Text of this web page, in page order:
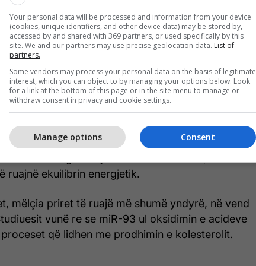
dhe Ulsan University Hospital, ka identifikuar
rëndësishëm në përparimin e MASLD. Sipas
u gjet në nivele të larta në indin e mëlçisë te
dhe te minjtë e ushqyer me dietë të pasur me
transmeton Telegrafi.
molekula të vogla që ndikojnë në aktivitetin e
miR-93 duket se pengon veprimin e SIRT1, një
për përdorimin e energjisë dhe metabolizmin e
e publikuara nëMetabolism
tregojnë se miR-93
dobëson rrugën sinjalizuese LKB1 AMPK, e cila
ruajnë ekuilibrin energjetik.
mëlçia priret të ruajë më shumë yndyrë, në vend
vunë re se miR-93 ul oksidimin e acideve
që lidhen me prodhimin e kolesterolit.
Your personal data will be processed and information from your device
(cookies, unique identifiers, and other device data) may be stored by,
accessed by and shared with 369 partners, or used specifically by this
site. We and our partners may use precise geolocation data. List of
partners.
Some vendors may process your personal data on the basis of legitimate
interest, which you can object to by managing your options below. Look
for a link at the bottom of this page or in the site menu to manage or
withdraw consent in privacy and cookie settings.
Consent
Manage options